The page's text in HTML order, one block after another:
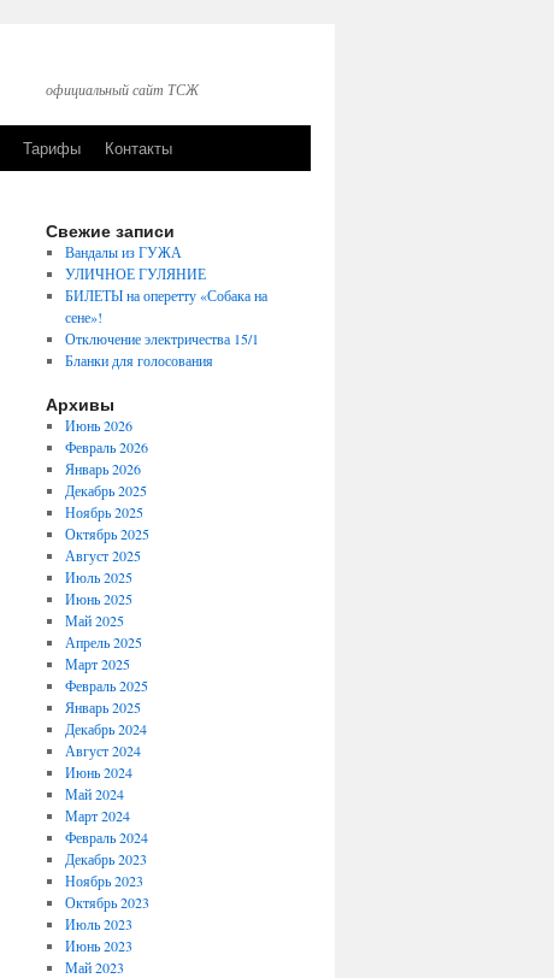
официальный сайт ТСЖ
Тарифы Контакты
Свежие записи
Вандалы из ГУЖА
УЛИЧНОЕ ГУЛЯНИЕ
БИЛЕТЫ на оперетту «Собака на
сене»!
Отключение электричества 15/1
Бланки для голосования
Архивы
Июнь 2026
Февраль 2026
Январь 2026
Декабрь 2025
Ноябрь 2025
Октябрь 2025
Август 2025
Июль 2025
Июнь 2025
Май 2025
Апрель 2025
Март 2025
Февраль 2025
Январь 2025
Декабрь 2024
Август 2024
Июнь 2024
Май 2024
Март 2024
Февраль 2024
Декабрь 2023
Ноябрь 2023
Октябрь 2023
Июль 2023
Июнь 2023
Май 2023